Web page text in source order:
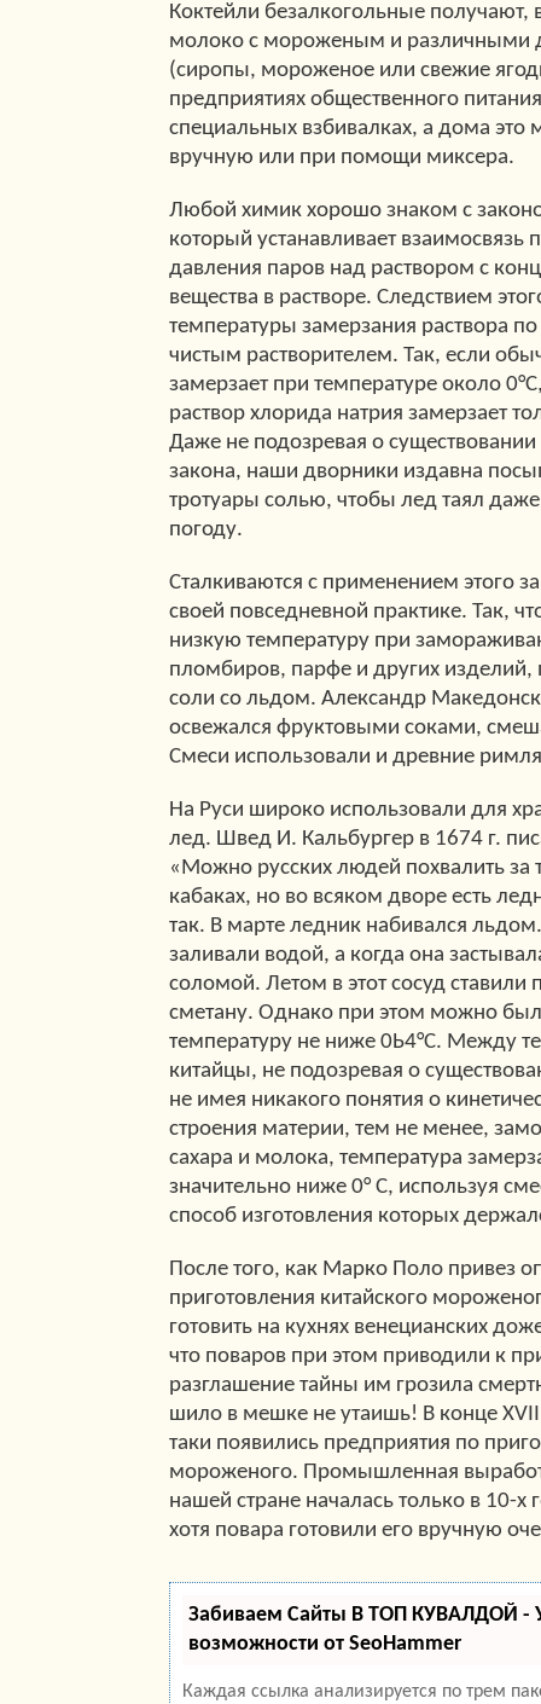
Коктейли безалкогольные получают,
молоко с мороженым и различными
(сиропы, мороженое или свежие
предприятиях общественного
специальных взбивалках, а дома это
вручную или при помощи миксера.
Любой химик хорошо знаком с
который устанавливает взаимосвязь
давления паров над раствором с
вещества в растворе. Следствием
температуры замерзания раствора
чистым растворителем. Так, если
замерзает при температуре около
раствор хлорида натрия замерзает
Даже не подозревая о существовании
закона, наши дворники издавна
тротуары солью, чтобы лед таял
погоду.
Сталкиваются с применением этого
своей повседневной практике. Так,
низкую температуру при
пломбиров, парфе и других
соли со льдом. Александр
освежался фруктовыми соками,
Смеси использовали и древние
На Руси широко использовали для
лед. Швед И. Кальбургер в 1674 г.
«Можно русских людей похвалить за
кабаках, но во всяком дворе есть
так. В марте ледник набивался
заливали водой, а когда она
соломой. Летом в этот сосуд ставили
сметану. Однако при этом можно
температуру не ниже 0Ь4°С. Между
китайцы, не подозревая о
не имея никакого понятия о
строения материи, тем не менее,
сахара и молока, температура
значительно ниже 0° С, используя
способ изготовления которых
После того, как Марко Поло привез
приготовления китайского
готовить на кухнях венецианских
что поваров при этом приводили к
разглашение тайны им грозила
шило в мешке не утаишь! В конце XVII
таки появились предприятия по
мороженого. Промышленная
нашей стране началась только в 10-х
хотя повара готовили его вручную
Забиваем Сайты В ТОП КУВАЛДОЙ -
возможности от SeoHammer
Каждая ссылка анализируется по трем